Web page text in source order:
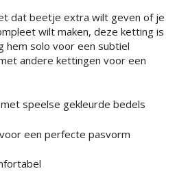
dat beetje extra wilt geven of je
wilt maken, deze ketting is
hem solo voor een subtiel
andere kettingen voor een
speelse gekleurde bedels
een perfecte pasvorm